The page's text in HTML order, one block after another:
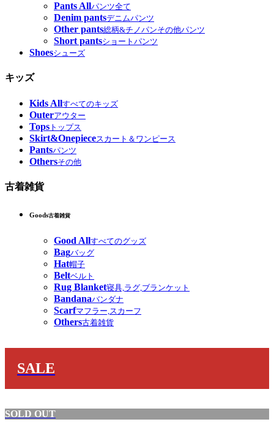
Pants Allパンツ全て
Denim pantsデニムパンツ
Other pants総柄&チノパンその他パンツ
Short pantsショートパンツ
Shoesシューズ
キッズ
Kids Allすべてのキッズ
Outerアウター
Tops トップス
Skirt&Onepieceスカート＆ワンピース
Pantsパンツ
Othersその他
古着雑貨
Goods古着雑貨
Good Allすべてのグッズ
Bagバッグ
Hat帽子
Beltベルト
Rug Blanket寝具,ラグ,ブランケット
Bandanaバンダナ
Scarfマフラー,スカーフ
Others古着雑貨
SALE
SOLD OUT